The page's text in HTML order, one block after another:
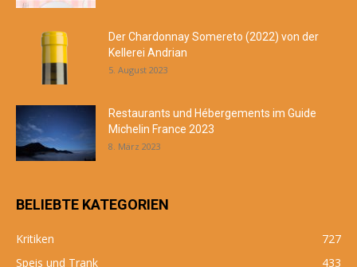
Der Chardonnay Somereto (2022) von der
Kellerei Andrian
5. August 2023
Restaurants und Hébergements im Guide
Michelin France 2023
8. März 2023
BELIEBTE KATEGORIEN
Kritiken
727
Speis und Trank
433